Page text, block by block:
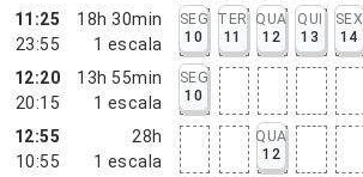
11:25
23:55
18h 30min
1 escala
SEG
10
TER
11
QUA
12
QUI
13
SEX
14
12:20
20:15
13h 55min
1 escala
SEG
10
12:55
10:55
28h
1 escala
QUA
12